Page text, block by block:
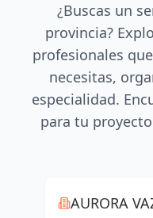
¿Buscas un
provincia?
profesionales
necesitas,
especialidad.
para tu
AURORA